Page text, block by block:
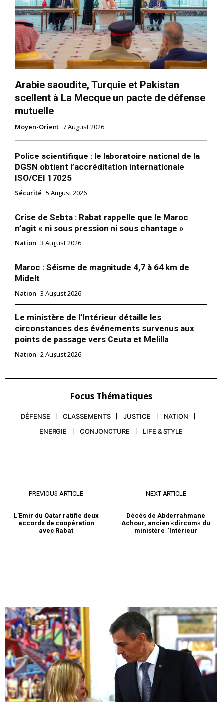
S'ABONNER MAINTENANT
Insight Publications
À propos
Arabie saoudite, Turquie et Pakistan
scellent à La Mecque un pacte de défense
mutuelle
Moyen-Orient 7 August 2026
Police scientifique : le laboratoire national de la
DGSN obtient l’accréditation internationale
ISO/CEI 17025
Sécurité 5 August 2026
Crise de Sebta : Rabat rappelle que le Maroc
n’agit « ni sous pression ni sous chantage »
Nation 3 August 2026
Maroc : Séisme de magnitude 4,7 à 64 km de
Midelt
Nation 3 August 2026
Le ministère de l’Intérieur détaille les
circonstances des événements survenus aux
points de passage vers Ceuta et Melilla
Nation 2 August 2026
Focus Thématiques
DÉFENSE CLASSEMENTS JUSTICE
NATION
ENERGIE
CONJONCTURE LIFE & STYLE
PREVIOUS ARTICLE
L’Emir du Qatar ratifie deux
accords de coopération
avec Rabat
NEXT ARTICLE
Décès de Abderrahmane
Achour, ancien «dircom» du
ministère l’Intérieur